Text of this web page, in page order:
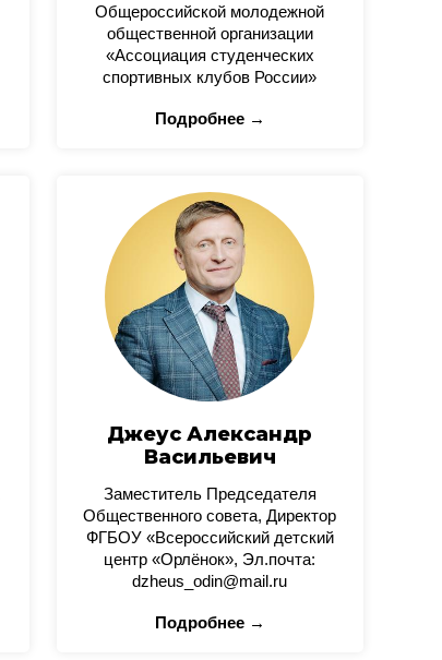
Общероссийской молодежной
общественной организации
«Ассоциация студенческих
спортивных клубов России»
Подробнее →
Джеус Александр
Васильевич
Заместитель Председателя
Общественного совета, Директор
ФГБОУ «Всероссийский детский
центр «Орлёнок», Эл.почта:
dzheus_odin@mail.ru
Подробнее →